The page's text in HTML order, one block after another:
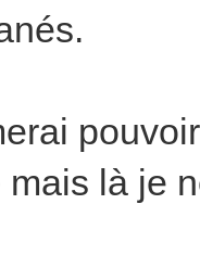
là je